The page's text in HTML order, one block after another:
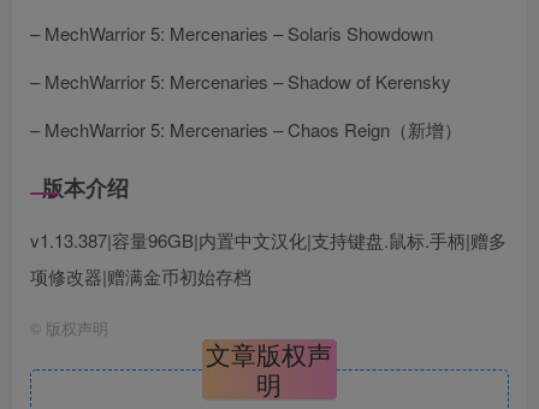
– MechWarrior 5: Mercenaries – Solaris Showdown
– MechWarrior 5: Mercenaries – Shadow of Kerensky
– MechWarrior 5: Mercenaries – Chaos Reign（新增）
版本介绍
v1.13.387|容量96GB|内置中文汉化|支持键盘.鼠标.手柄|赠多
项修改器|赠满金币初始存档
© 版权声明
文章版权声
明